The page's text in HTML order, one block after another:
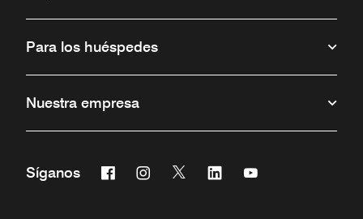
Para los huéspedes
Nuestra empresa
Síganos Facebook
Abre una ventana nueva
Instagram
Abre una ventana nueva
Twitter
Abre una ventana nueva
Linkedin
Abre una ventana nueva
Abre una ventana